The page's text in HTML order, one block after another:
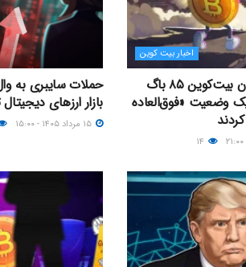
اخبار بیت کوین
توسعه‌دهندگان بیت‌کوین ۸۵ باگ
وضعیت «فوق‌العاده
حملات سایبری به
بازار ارزهای